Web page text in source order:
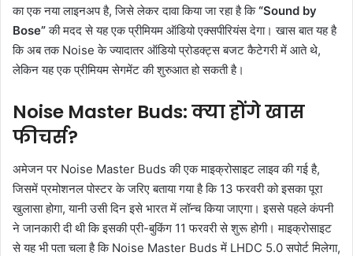
का एक नया लाइनअप है, जिसे लेकर दावा किया जा रहा है कि“Sound by
Bose”की मदद से यह एक प्रीमियम ऑडियो एक्सपीरियंस देगा। खास बात यह है
कि अब तक Noise के ज्यादातर ऑडियो प्रोडक्ट्स बजट कैटेगरी में आते थे,
लेकिन यह एक प्रीमियम सेगमेंट की शुरुआत हो सकती है।
Noise Master Buds: क्या होंगे खास
फीचर्स?
अमेजन पर Noise Master Buds की एक माइक्रोसाइट लाइव की गई है,
जिसमें प्रमोशनल पोस्टर के जरिए बताया गया है कि 13 फरवरी को इसका पूरा
खुलासा होगा, यानी उसी दिन इसे भारत में लॉन्च किया जाएगा। इससे पहले कंपनी
ने जानकारी दी थी कि इसकी प्री-बुकिंग 11 फरवरी से शुरू होगी। माइक्रोसाइट
से यह भी पता चला है कि Noise Master Buds में LHDC 5.0 सपोर्ट मिलेगा,